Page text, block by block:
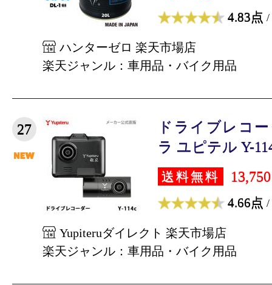
4.83点 /
ハンターゼロ 楽天市場店
楽天ジャンル：車用品・バイク用品
27
ドライブレコ
ラ ユピテル Y-
送料無料
4.66点 /
Yupiteruダイレクト 楽天市場店
楽天ジャンル：車用品・バイク用品